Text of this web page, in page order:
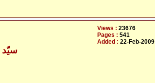
-
Views : 23676
Pages : 541
Added : 22-Feb-2009